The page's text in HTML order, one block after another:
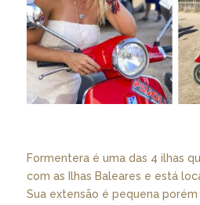
Formentera é uma das 4 ilhas
com as Ilhas Baleares e está
Sua extensão é pequena